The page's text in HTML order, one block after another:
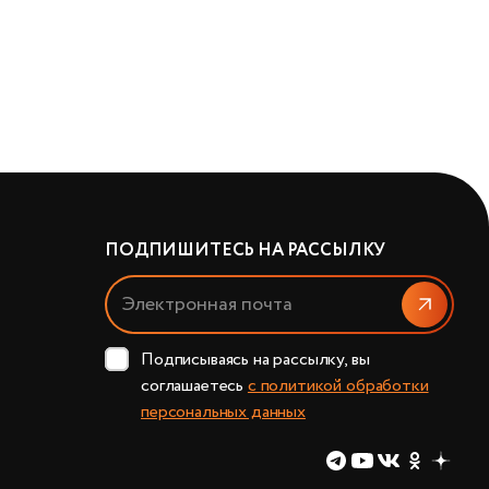
ПОДПИШИТЕСЬ НА РАССЫЛКУ
Подписываясь на рассылку, вы
соглашаетесь с политикой обработки
персональных данных